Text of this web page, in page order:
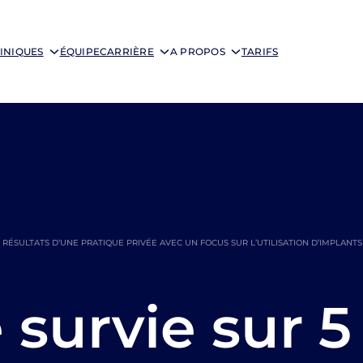
ÉQUIPECARRIÈRE A PROPOS TARIFS
D’UNE PRATIQUE PRIVÉE AVEC UN FOCUS SUR L’UTILISATION
sur 5